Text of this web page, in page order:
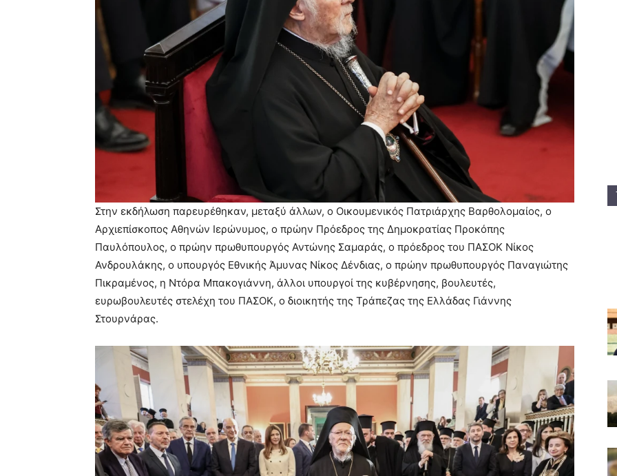
Στην εκδήλωση παρευρέθηκαν, μεταξύ άλλων, ο Οικουμενικός Πατριάρχης Βαρθολομαίος, ο
Αρχιεπίσκοπος Αθηνών Ιερώνυμος, ο πρώην Πρόεδρος της Δημοκρατίας Προκόπης
Παυλόπουλος, ο πρώην πρωθυπουργός Αντώνης Σαμαράς, ο πρόεδρος του ΠΑΣΟΚ Νίκος
Ανδρουλάκης, ο υπουργός Εθνικής Άμυνας Νίκος Δένδιας, ο πρώην πρωθυπουργός Παναγιώτης
Πικραμένος, η Ντόρα Μπακογιάννη, άλλοι υπουργοί της κυβέρνησης, βουλευτές,
ευρωβουλευτές στελέχη του ΠΑΣΟΚ, ο διοικητής της Τράπεζας της Ελλάδας Γιάννης
Στουρνάρας.